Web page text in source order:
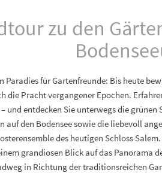
zu den
Paradies für Gartenfreunde: Bis heute
die Pracht vergangener Epochen.
und entdecken Sie unterwegs die
auf den Bodensee sowie die liebevoll
des heutigen Schloss
grandiosen Blick auf das Panorama
in Richtung der traditionsreichen